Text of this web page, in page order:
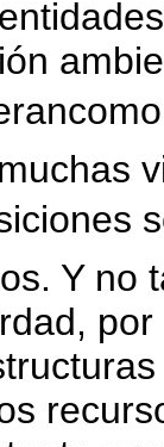
Y no